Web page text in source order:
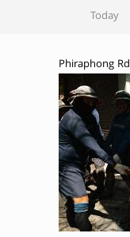
Today
Phiraphong Rd